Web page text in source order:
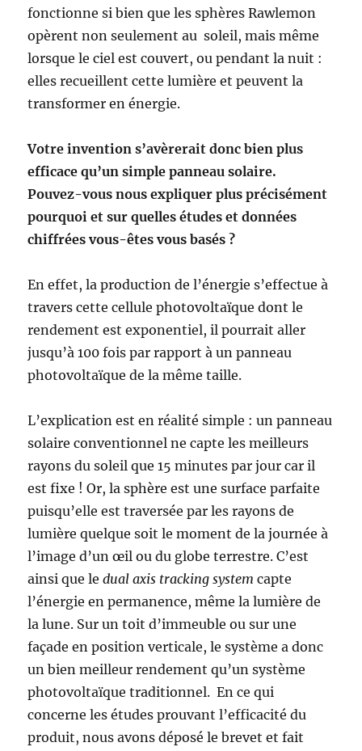
fonctionne si bien que les sphères Rawlemon
opèrent non seulement au soleil, mais même
lorsque le ciel est couvert, ou pendant la nuit :
elles recueillent cette lumière et peuvent la
transformer en énergie.
Votre invention s’avèrerait donc bien plus
efficace qu’un simple panneau solaire.
Pouvez-vous nous expliquer plus précisément
pourquoi et sur quelles études et données
chiffrées vous-êtes vous basés ?
En effet, la production de l’énergie s’effectue à
travers cette cellule photovoltaïque dont le
rendement est exponentiel, il pourrait aller
jusqu’à 100 fois par rapport à un panneau
photovoltaïque de la même taille.
L’explication est en réalité simple : un panneau
solaire conventionnel ne capte les meilleurs
rayons du soleil que 15 minutes par jour car il
est fixe ! Or, la sphère est une surface parfaite
puisqu’elle est traversée par les rayons de
lumière quelque soit le moment de la journée à
l’image d’un œil ou du globe terrestre. C’est
ainsi que ledual axis tracking system capte
l’énergie en permanence, même la lumière de
la lune. Sur un toit d’immeuble ou sur une
façade en position verticale, le système a donc
un bien meilleur rendement qu’un système
photovoltaïque traditionnel. En ce qui
concerne les études prouvant l’efficacité du
produit, nous avons déposé le brevet et fait